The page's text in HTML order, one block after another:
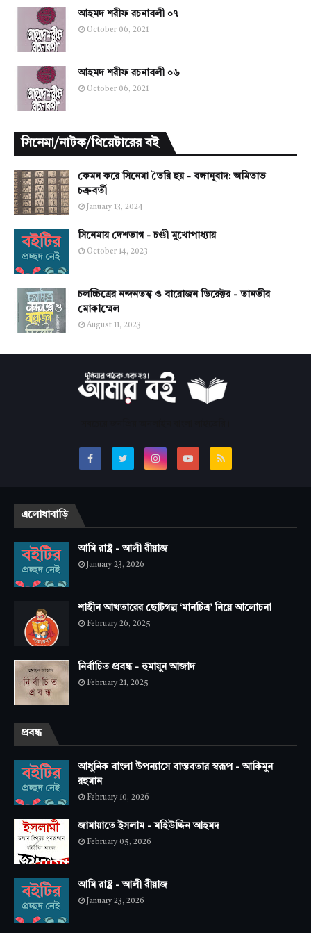
আহমদ শরীফ রচনাবলী ০৭
October 06, 2021
আহমদ শরীফ রচনাবলী ০৬
October 06, 2021
সিনেমা/নাটক/থিয়েটারের বই
কেমন করে সিনেমা তৈরি হয় - বঙ্গানুবাদ: অমিতাভ
চক্রবর্তী
January 13, 2024
সিনেমায় দেশভাগ - চণ্ডী মুখোপাধ্যায়
October 14, 2023
চলচ্চিত্রের নন্দনতত্ত্ব ও বারোজন ডিরেক্টর - তানভীর
মোকাম্মেল
August 11, 2023
এলোধাবাড়ি
আমি রাষ্ট্র - আলী রীয়াজ
January 23, 2026
শাহীন আখতারের ছোটগল্প ‘মানচিত্র’ নিয়ে আলোচনা
February 26, 2025
নির্বাচিত প্রবন্ধ - হুমায়ুন আজাদ
February 21, 2025
প্রবন্ধ
আধুনিক বাংলা উপন্যাসে বাস্তবতার স্বরূপ - আকিমুন
রহমান
February 10, 2026
জামায়াতে ইসলাম - মহিউদ্দিন আহমদ
February 05, 2026
আমি রাষ্ট্র - আলী রীয়াজ
January 23, 2026